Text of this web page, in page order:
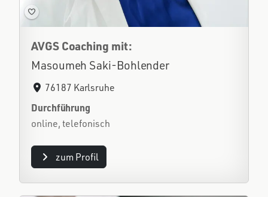
AVGS Coaching mit:
Masoumeh Saki-Bohlender
76187 Karlsruhe
Durchführung
online, telefonisch
zum Profil